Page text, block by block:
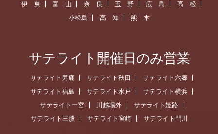
伊 東 富 山 奈 良 玉 野 広 島
高 松
小松島
高 知 熊 本
サテライト開催日のみ営業
サテライト男鹿 サテライト秋田
サテライト六郷
サテライト福島
サテライト水戸
サテライト横浜
サテライト一宮
川越場外
サテライト姫路
サテライト三股
サテライト宮崎 サテライト門川